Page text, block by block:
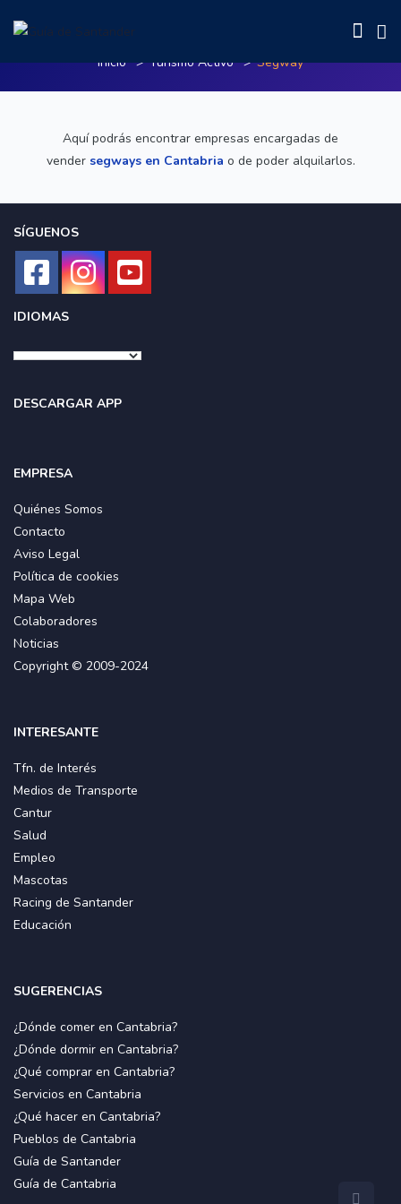
Inicio Turismo Activo Segway
Aquí podrás encontrar empresas encargadas de
vender segways en Cantabria o de poder alquilarlos.
SÍGUENOS
IDIOMAS
DESCARGAR APP
EMPRESA
Quiénes Somos
Contacto
Aviso Legal
Política de cookies
Mapa Web
Colaboradores
Noticias
Copyright © 2009-2024
INTERESANTE
Tfn. de Interés
Medios de Transporte
Cantur
Salud
Empleo
Mascotas
Racing de Santander
Educación
SUGERENCIAS
¿Dónde comer en Cantabria?
¿Dónde dormir en Cantabria?
¿Qué comprar en Cantabria?
Servicios en Cantabria
¿Qué hacer en Cantabria?
Pueblos de Cantabria
Guía de Santander
Guía de Cantabria